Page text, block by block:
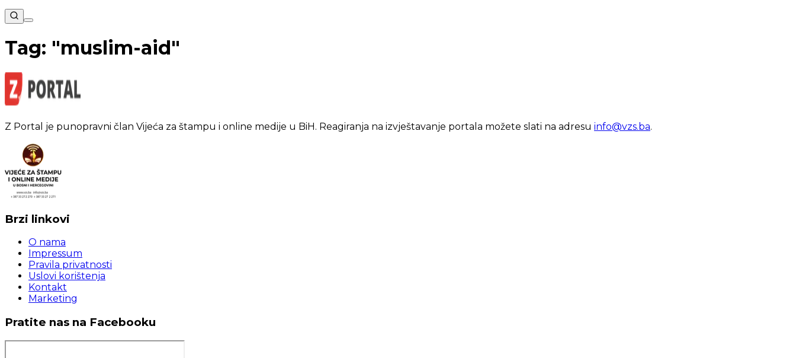
Tag: "muslim-aid"
Z Portal je punopravni član Vijeća za štampu i online medije u BiH. Reagiranja na izvještavanje portala možete slati na adresu info@vzs.ba.
Brzi linkovi
O nama
Impressum
Pravila privatnosti
Uslovi korištenja
Kontakt
Marketing
Pratite nas na Facebooku